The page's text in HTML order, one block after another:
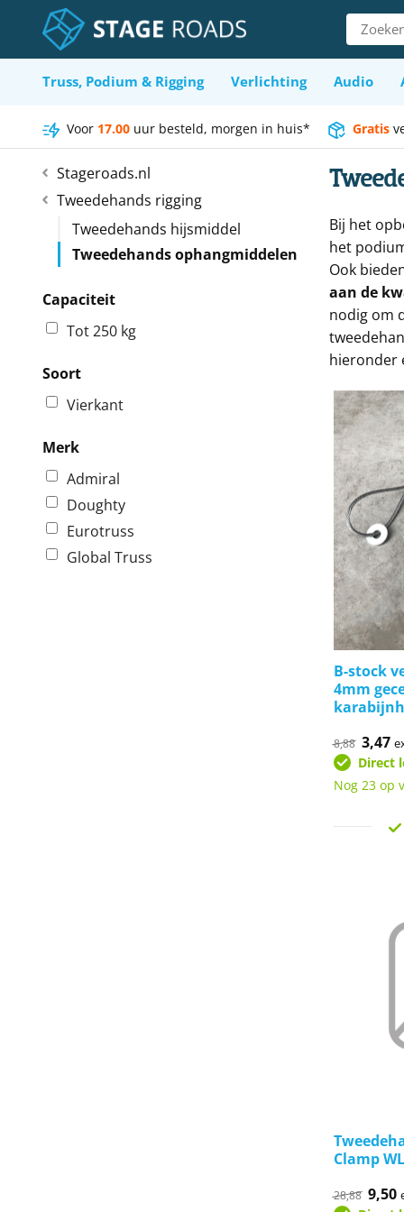
inhoud
Zoeken
naar:
Truss, Podium & Rigging Verlichting Audio
Voor 17.00 uur besteld, morgen in huis* Gratis
Stageroads.nl
Tweedehands rigging
Tweedehands hijsmiddel
Tweedehands ophangmiddelen
Capaciteit
Tot 250 kg
Soort
Vierkant
Merk
Admiral
Doughty
Eurotruss
Global Truss
Bij het
het
Ook
aan de
nodig om
hieronder
B-stock
4mm
8,88
prijs
was:
€8,88.
3,47
is:
Direct
Nog 23 op
Clamp
28,88
prijs
9,50